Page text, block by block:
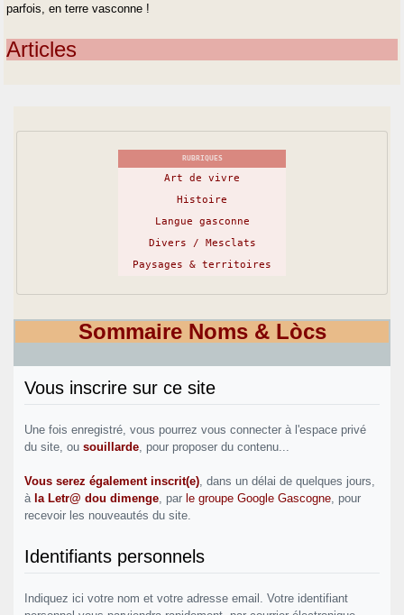
parfois, en terre vasconne !
Articles
RUBRIQUES
Art de vivre
Histoire
Langue gasconne
Divers / Mesclats
Paysages & territoires
Sommaire Noms & Lòcs
Vous inscrire sur ce site
Une fois enregistré, vous pourrez vous connecter à l'espace privé
du site, ou souillarde , pour proposer du contenu...
Vous serez également inscrit(e) , dans un délai de quelques jours,
à la Letr@ dou dimenge , par le groupe Google Gascogne , pour
recevoir les nouveautés du site.
Identifiants personnels
Indiquez ici votre nom et votre adresse email. Votre identifiant